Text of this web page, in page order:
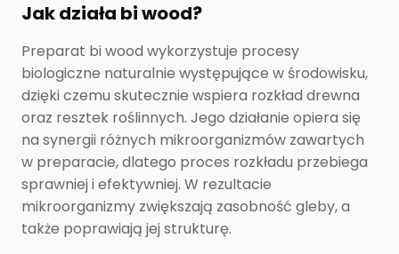
Jak działa bi wood?
Preparat bi wood wykorzystuje procesy
biologiczne naturalnie występujące w środowisku,
dzięki czemu skutecznie wspiera rozkład drewna
oraz resztek roślinnych. Jego działanie opiera się
na synergii różnych mikroorganizmów zawartych
w preparacie, dlatego proces rozkładu przebiega
sprawniej i efektywniej. W rezultacie
mikroorganizmy zwiększają zasobność gleby, a
także poprawiają jej strukturę.